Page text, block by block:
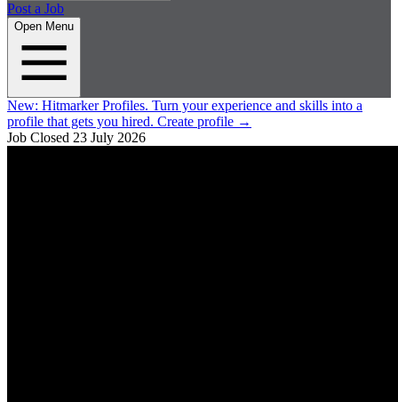
Post a Job
Open Menu
New: Hitmarker Profiles. Turn your experience and skills into a
profile that gets you hired. Create profile →
Job Closed 23 July 2026